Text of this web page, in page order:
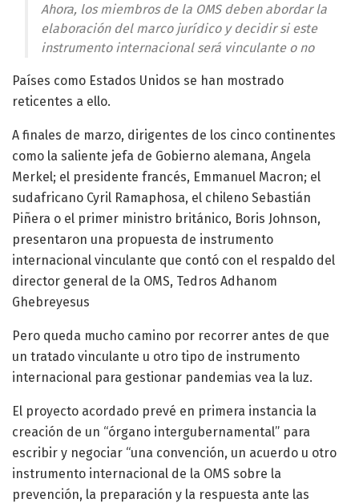
Ahora, los miembros de la OMS deben abordar la
elaboración del marco jurídico y decidir si este
instrumento internacional será vinculante o no
Países como Estados Unidos se han mostrado
reticentes a ello.
A finales de marzo, dirigentes de los cinco continentes
como la saliente jefa de Gobierno alemana, Angela
Merkel; el presidente francés, Emmanuel Macron; el
sudafricano Cyril Ramaphosa, el chileno Sebastián
Piñera o el primer ministro británico, Boris Johnson,
presentaron una propuesta de instrumento
internacional vinculante que contó con el respaldo del
director general de la OMS, Tedros Adhanom
Ghebreyesus
Pero queda mucho camino por recorrer antes de que
un tratado vinculante u otro tipo de instrumento
internacional para gestionar pandemias vea la luz.
El proyecto acordado prevé en primera instancia la
creación de un “órgano intergubernamental” para
escribir y negociar “una convención, un acuerdo u otro
instrumento internacional de la OMS sobre la
prevención, la preparación y la respuesta ante las